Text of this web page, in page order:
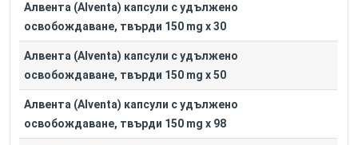
Алвента (Alventa) капсули с удължено
освобождаване, твърди 150 mg x 30
Алвента (Alventa) капсули с удължено
освобождаване, твърди 150 mg x 50
Алвента (Alventa) капсули с удължено
освобождаване, твърди 150 mg x 98